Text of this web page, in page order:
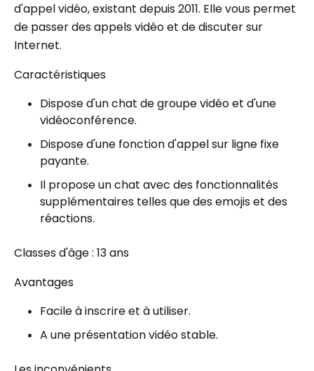
d'appel vidéo, existant depuis 2011. Elle vous permet
de passer des appels vidéo et de discuter sur
Internet.
Caractéristiques
Dispose d'un chat de groupe vidéo et d'une
vidéoconférence.
Dispose d'une fonction d'appel sur ligne fixe
payante.
Il propose un chat avec des fonctionnalités
supplémentaires telles que des emojis et des
réactions.
Classes d'âge : 13 ans
Avantages
Facile à inscrire et à utiliser.
A une présentation vidéo stable.